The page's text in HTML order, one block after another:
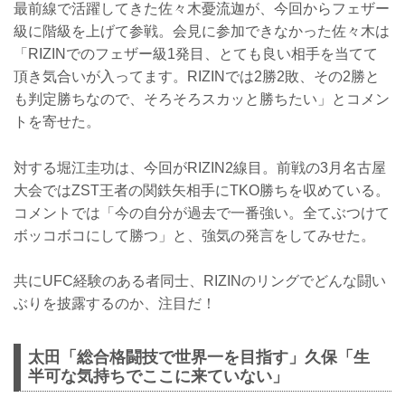
最前線で活躍してきた佐々木憂流迦が、今回からフェザー
級に階級を上げて参戦。会見に参加できなかった佐々木は
「RIZINでのフェザー級1発目、とても良い相手を当てて
頂き気合いが入ってます。RIZINでは2勝2敗、その2勝と
も判定勝ちなので、そろそろスカッと勝ちたい」とコメン
トを寄せた。
対する堀江圭功は、今回がRIZIN2線目。前戦の3月名古屋
大会ではZST王者の関鉄矢相手にTKO勝ちを収めている。
コメントでは「今の自分が過去で一番強い。全てぶつけて
ボッコボコにして勝つ」と、強気の発言をしてみせた。
共にUFC経験のある者同士、RIZINのリングでどんな闘い
ぶりを披露するのか、注目だ！
太田「総合格闘技で世界一を目指す」久保「生
半可な気持ちでここに来ていない」